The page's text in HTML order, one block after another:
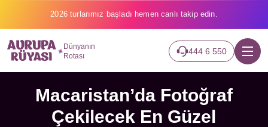
2026 turlarımız başladı hemen canlı takip edin.
Dünyanın
Rotası
444 6 550
Macaristan’da Fotoğraf
Çekilecek En Güzel